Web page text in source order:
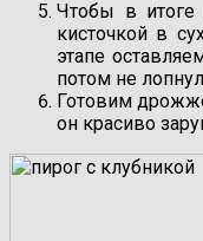
Чтобы в итоге
кисточкой в
этапе
потом не
Готовим
он красиво